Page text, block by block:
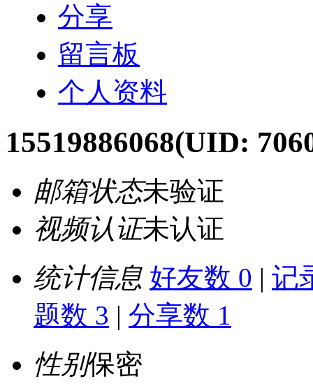
分享
留言板
个人资料
15519886068(UID:
邮箱状态未验证
视频认证未认证
统计信息 好友数 0 | 记
题数 3 | 分享数 1
性别保密